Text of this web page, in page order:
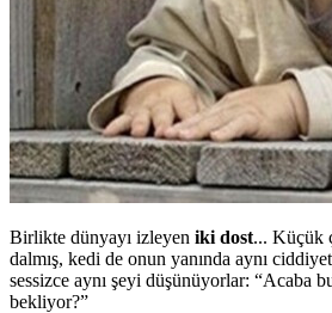
Birlikte dünyayı izleyen iki dost... Küçük
dalmış, kedi de onun yanında aynı
sessizce aynı şeyi düşünüyorlar: “Acaba
bekliyor?”